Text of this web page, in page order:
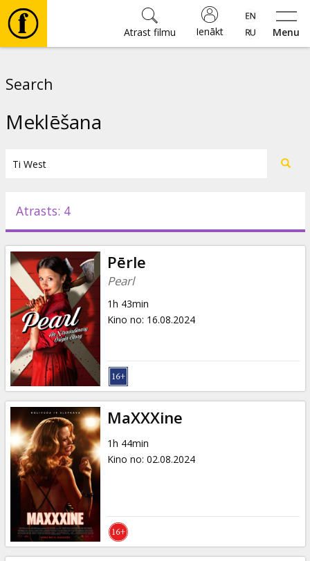
Menu
Ienākt
Atrast filmu
Pasākumi
Ziņas
Dāvanu
kartes
Uzkodas
B2B
Kino
Klubs
Search
Meklēšana
Atrasts: 4
Pērle
Pearl
1h 43min
Kino no: 16.08.2024
MaXXXine
1h 44min
Kino no: 02.08.2024